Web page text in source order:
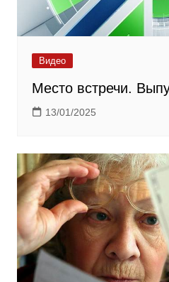
Видео
Место встречи.
13/01/2025